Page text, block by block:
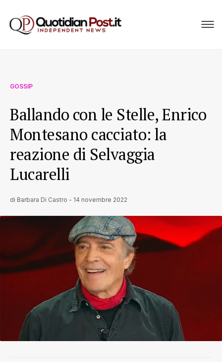
GOSSIP
Ballando con le Stelle, Enrico
Montesano cacciato: la
reazione di Selvaggia
Lucarelli
di Barbara Di Castro - 14 novembre 2022